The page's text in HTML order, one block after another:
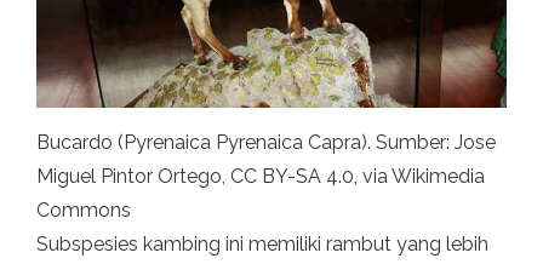
Bucardo (Pyrenaica Pyrenaica Capra). Sumber: Jose
Miguel Pintor Ortego, CC BY-SA 4.0, via Wikimedia
Commons
Subspesies kambing ini memiliki rambut yang lebih